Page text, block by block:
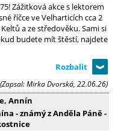
Zážitková akce s lektorem
říčce ve Velharticích cca 2
a ze středověku. Sami si
budete mít štěstí, najdete
(Zapsal: Mirka Dvorská, 22.06.26)
Annín
- známý z Anděla Páně -